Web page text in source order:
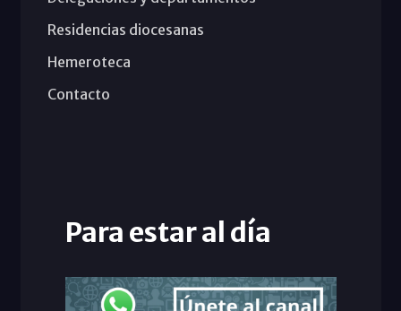
Residencias diocesanas
Hemeroteca
Contacto
Para estar al día